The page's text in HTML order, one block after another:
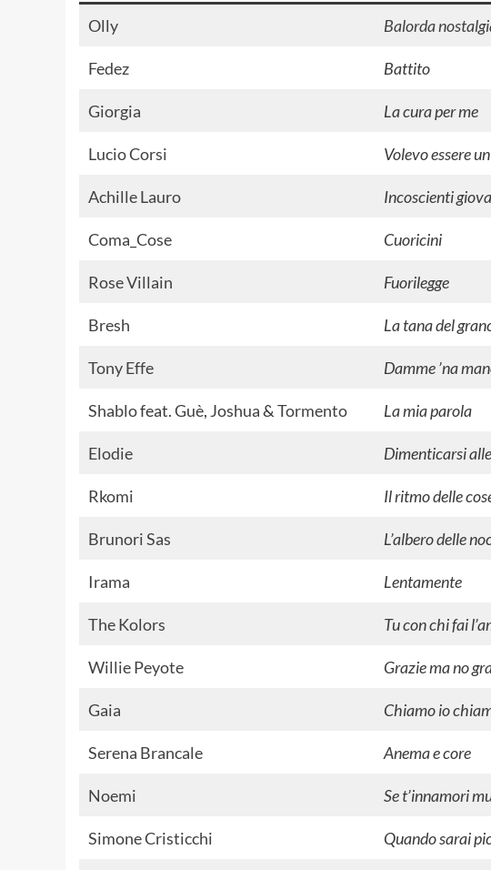
Olly Balorda
Fedez Battito
Giorgia La cura per me
Lucio Corsi Volevo essere
Achille Lauro Incoscienti
Coma_Cose Cuoricini
Rose Villain Fuorilegge
Bresh La tana del
Tony Effe Damme ’na
Shablofeat.Guè, Joshua&Tormento La mia parola
Elodie Dimenticarsi
Rkomi Il ritmo delle
Brunori Sas L’albero delle
Irama Lentamente
The Kolors Tu con chi fai
Willie Peyote Grazie ma no
Gaia Chiamo io
Serena Brancale Anema e core
Noemi Se t’innamori
Simone Cristicchi Quando sarai